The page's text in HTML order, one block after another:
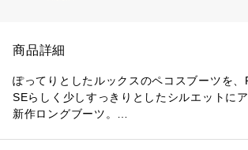
商品詳細
ぽってりとしたルックスのペコスブーツを
SEらしく少しすっきりとしたシルエットに
新作ロングブーツ。